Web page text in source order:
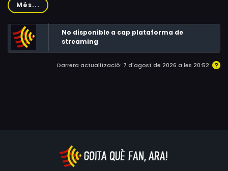
Tanaka, Mitsue Takigawa, Mitsuko Kawai, Kuniko Aoi, Eiko
Més...
No disponible a cap plataforma de
streaming
Darrera actualització: 7 d'agost de 2026 a les 20:52